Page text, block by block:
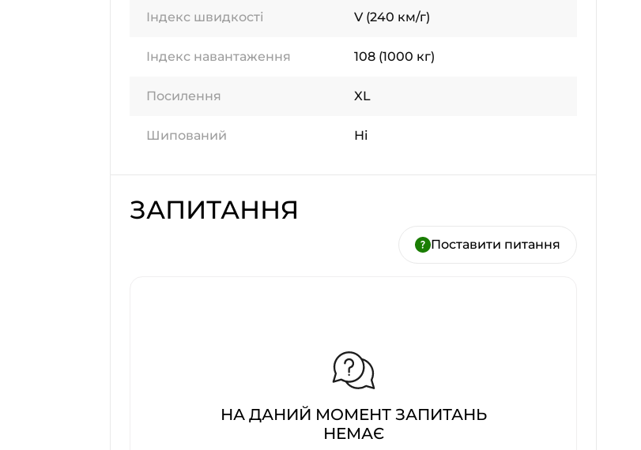
Індекс швидкості V (240 км/г)
Індекс навантаження 108 (1000 кг)
Посилення XL
Шипований Ні
ЗАПИТАННЯ
Поставити питання
НА ДАНИЙ МОМЕНТ ЗАПИТАНЬ
НЕМАЄ